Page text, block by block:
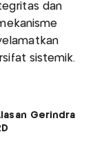
dan
sistemik.
Gerindra